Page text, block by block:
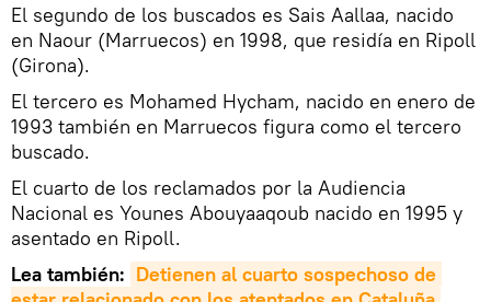
El segundo de los buscados es Sais Aallaa, nacido
en Naour (Marruecos) en 1998, que residía en Ripoll
(Girona).
El tercero es Mohamed Hycham, nacido en enero de
1993 también en Marruecos figura como el tercero
buscado.
El cuarto de los reclamados por la Audiencia
Nacional es Younes Abouyaaqoub nacido en 1995 y
asentado en Ripoll.
Lea también: Detienen al cuarto sospechoso de